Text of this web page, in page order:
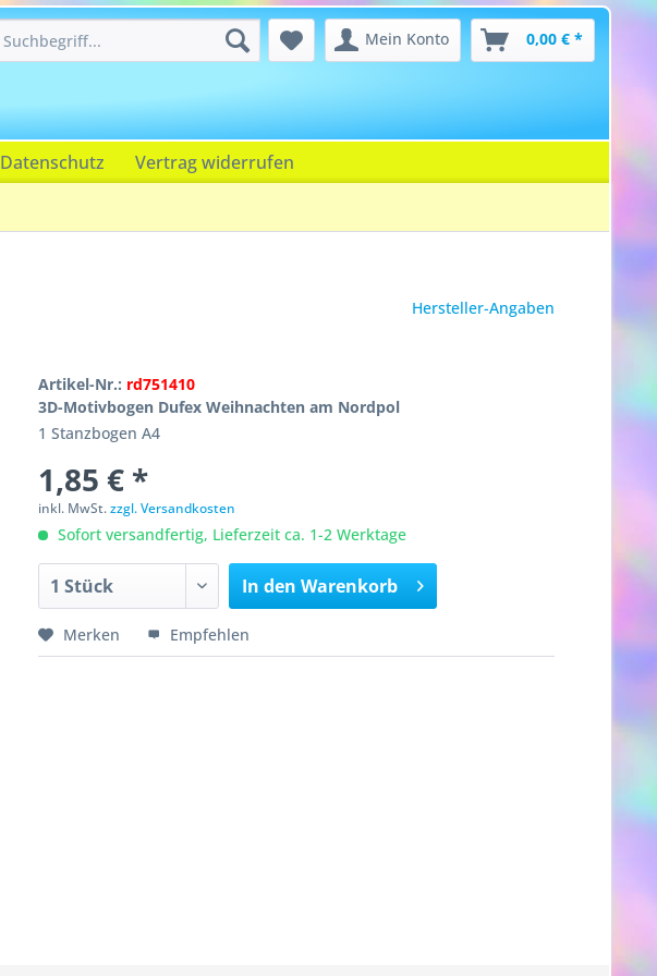
Mein Konto 0,00 € *
Datenschutz Vertrag widerrufen
Hersteller-Angaben
Artikel-Nr.: rd751410
3D-Motivbogen Dufex Weihnachten am Nordpol
1 Stanzbogen A4
1,85 € *
inkl. MwSt.zzgl. Versandkosten
Sofort versandfertig, Lieferzeit ca. 1-2 Werktage
In den Warenkorb
Merken Empfehlen